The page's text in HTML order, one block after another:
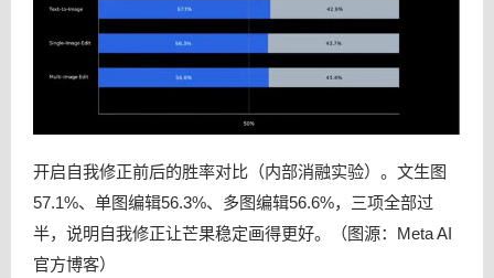
开启自我修正前后的胜率对比（内部消融实验）。文生图
57.1%、单图编辑56.3%、多图编辑56.6%，三项全部过
半，说明自我修正让芒果稳定画得更好。（图源：Meta AI
官方博客）